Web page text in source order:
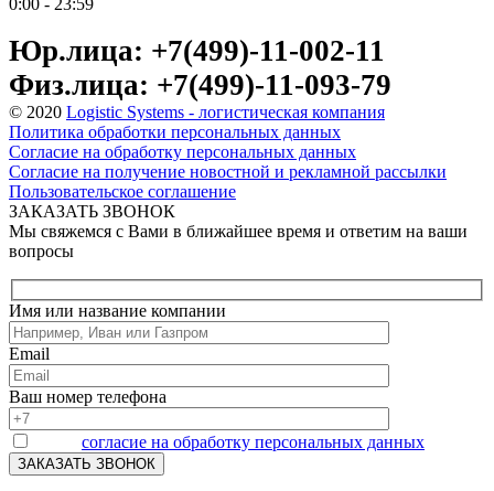
0:00 - 23:59
Юр.лица: +7(499)-11-002-11
Физ.лица: +7(499)-11-093-79
© 2020 Logistic Systems - логистическая компания
Политика обработки персональных данных
Согласие на обработку персональных данных
Согласие на получение новостной и рекламной рассылки
Пользовательское соглашение
ЗАКАЗАТЬ ЗВОНОК
Мы свяжемся с Вами в ближайшее время и ответим на ваши
вопросы
Имя или название компании
Email
Ваш номер телефона
согласие на обработку персональных данных